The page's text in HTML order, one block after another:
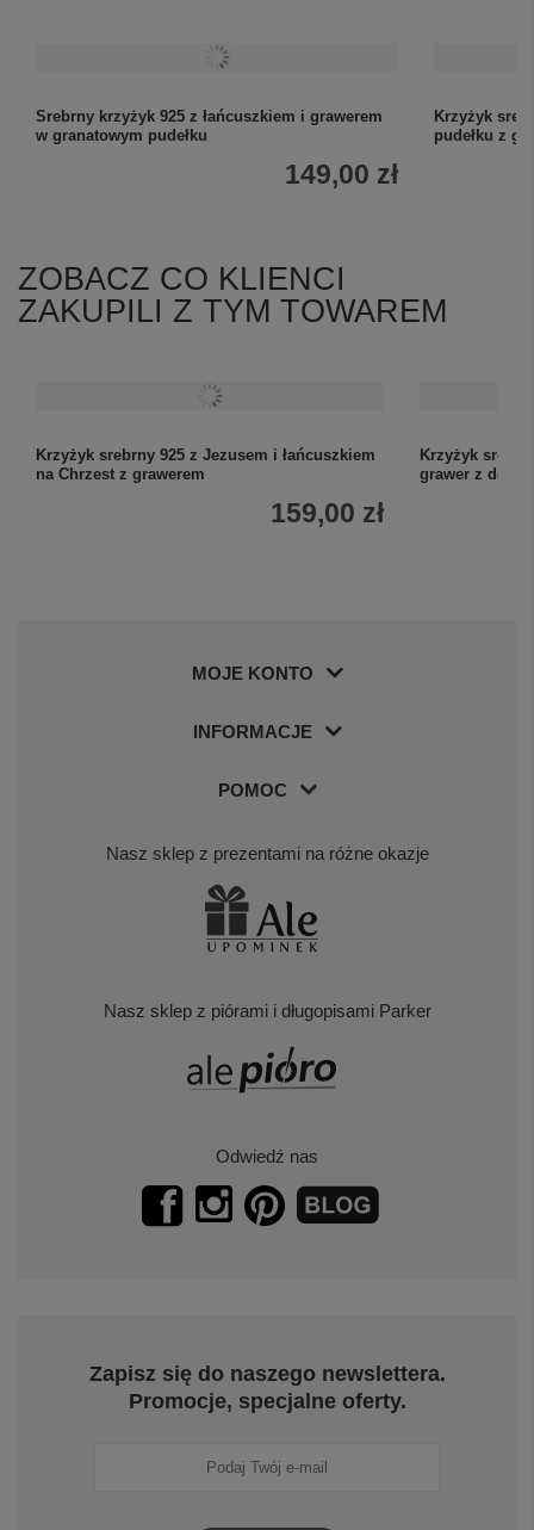
Srebrny krzyżyk 925 z łańcuszkiem i grawerem
w granatowym pudełku
149,00 zł
Krzyżyk
pudełku z
ZOBACZ CO KLIENCI
ZAKUPILI Z TYM TOWAREM
Krzyżyk srebrny 925 z Jezusem i łańcuszkiem
na Chrzest z grawerem
159,00 zł
Krzyżyk
grawer z
MOJE KONTO
INFORMACJE
POMOC
Nasz sklep z prezentami na różne okazje
Nasz sklep z piórami i długopisami Parker
Odwiedź nas
Zapisz się do naszego newslettera.
Promocje, specjalne oferty.